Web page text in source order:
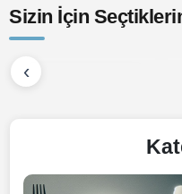
Sizin İçin
‹
Suffle